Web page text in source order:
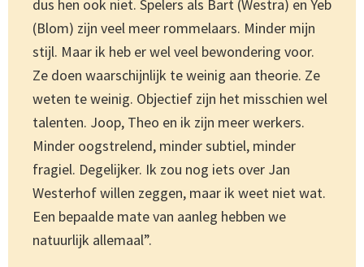
dus hen ook niet. Spelers als Bart (Westra) en Yeb
(Blom) zijn veel meer rommelaars. Minder mijn
stijl. Maar ik heb er wel veel bewondering voor.
Ze doen waarschijnlijk te weinig aan theorie. Ze
weten te weinig. Objectief zijn het misschien wel
talenten. Joop, Theo en ik zijn meer werkers.
Minder oogstrelend, minder subtiel, minder
fragiel. Degelijker. Ik zou nog iets over Jan
Westerhof willen zeggen, maar ik weet niet wat.
Een bepaalde mate van aanleg hebben we
natuurlijk allemaal”.